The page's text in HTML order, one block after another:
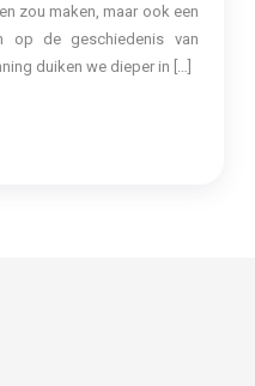
zou maken, maar ook een
op de geschiedenis van
duiken we dieper in […]